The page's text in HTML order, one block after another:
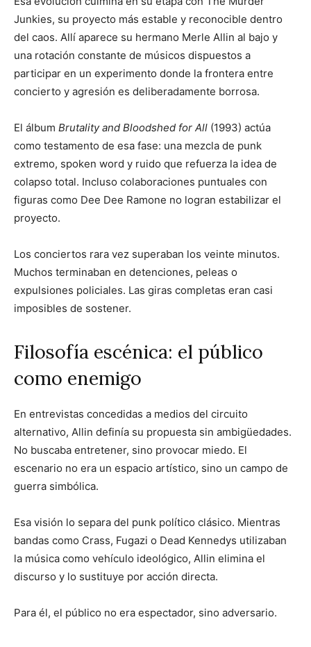
Junkies, su proyecto más estable y reconocible dentro
del caos. Allí aparece su hermano Merle Allin al bajo y
una rotación constante de músicos dispuestos a
participar en un experimento donde la frontera entre
concierto y agresión es deliberadamente borrosa.
El álbum Brutality and Bloodshed for All (1993) actúa
como testamento de esa fase: una mezcla de punk
extremo, spoken word y ruido que refuerza la idea de
colapso total. Incluso colaboraciones puntuales con
figuras como Dee Dee Ramone no logran estabilizar el
proyecto.
Los conciertos rara vez superaban los veinte minutos.
Muchos terminaban en detenciones, peleas o
expulsiones policiales. Las giras completas eran casi
imposibles de sostener.
Filosofía escénica: el público
como enemigo
En entrevistas concedidas a medios del circuito
alternativo, Allin definía su propuesta sin ambigüedades.
No buscaba entretener, sino provocar miedo. El
escenario no era un espacio artístico, sino un campo de
guerra simbólica.
Esa visión lo separa del punk político clásico. Mientras
bandas como Crass, Fugazi o Dead Kennedys utilizaban
la música como vehículo ideológico, Allin elimina el
discurso y lo sustituye por acción directa.
Para él, el público no era espectador, sino adversario.